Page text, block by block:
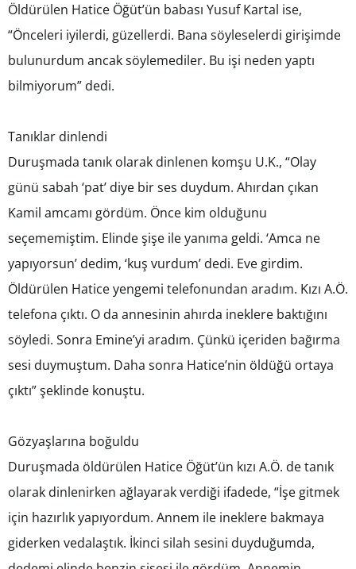
Öldürülen Hatice Öğüt’ün babası Yusuf Kartal ise,
“Önceleri iyilerdi, güzellerdi. Bana söyleselerdi girişimde
bulunurdum ancak söylemediler. Bu işi neden yaptı
bilmiyorum” dedi.
Tanıklar dinlendi
Duruşmada tanık olarak dinlenen komşu U.K., “Olay
günü sabah ‘pat’ diye bir ses duydum. Ahırdan çıkan
Kamil amcamı gördüm. Önce kim olduğunu
seçememiştim. Elinde şişe ile yanıma geldi. ‘Amca ne
yapıyorsun’ dedim, ‘kuş vurdum’ dedi. Eve girdim.
Öldürülen Hatice yengemi telefonundan aradım. Kızı A.Ö.
telefona çıktı. O da annesinin ahırda ineklere baktığını
söyledi. Sonra Emine’yi aradım. Çünkü içeriden bağırma
sesi duymuştum. Daha sonra Hatice’nin öldüğü ortaya
çıktı” şeklinde konuştu.
Gözyaşlarına boğuldu
Duruşmada öldürülen Hatice Öğüt’ün kızı A.Ö. de tanık
olarak dinlenirken ağlayarak verdiği ifadede, “İşe gitmek
için hazırlık yapıyordum. Annem ile ineklere bakmaya
giderken vedalaştık. İkinci silah sesini duyduğumda,